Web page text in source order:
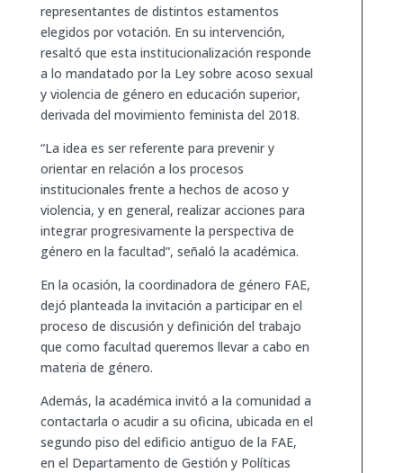
representantes de distintos estamentos
elegidos por votación. En su intervención,
resaltó que esta institucionalización responde
a lo mandatado por la Ley sobre acoso sexual
y violencia de género en educación superior,
derivada del movimiento feminista del 2018.
“La idea es ser referente para prevenir y
orientar en relación a los procesos
institucionales frente a hechos de acoso y
violencia, y en general, realizar acciones para
integrar progresivamente la perspectiva de
género en la facultad”, señaló la académica.
En la ocasión, la coordinadora de género FAE,
dejó planteada la invitación a participar en el
proceso de discusión y definición del trabajo
que como facultad queremos llevar a cabo en
materia de género.
Además, la académica invitó a la comunidad a
contactarla o acudir a su oficina, ubicada en el
segundo piso del edificio antiguo de la FAE,
en el Departamento de Gestión y Políticas